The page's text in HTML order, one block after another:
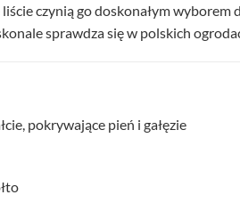
czynią go doskonałym
sprawdza się w polskich
pokrywające pień i gałęzie